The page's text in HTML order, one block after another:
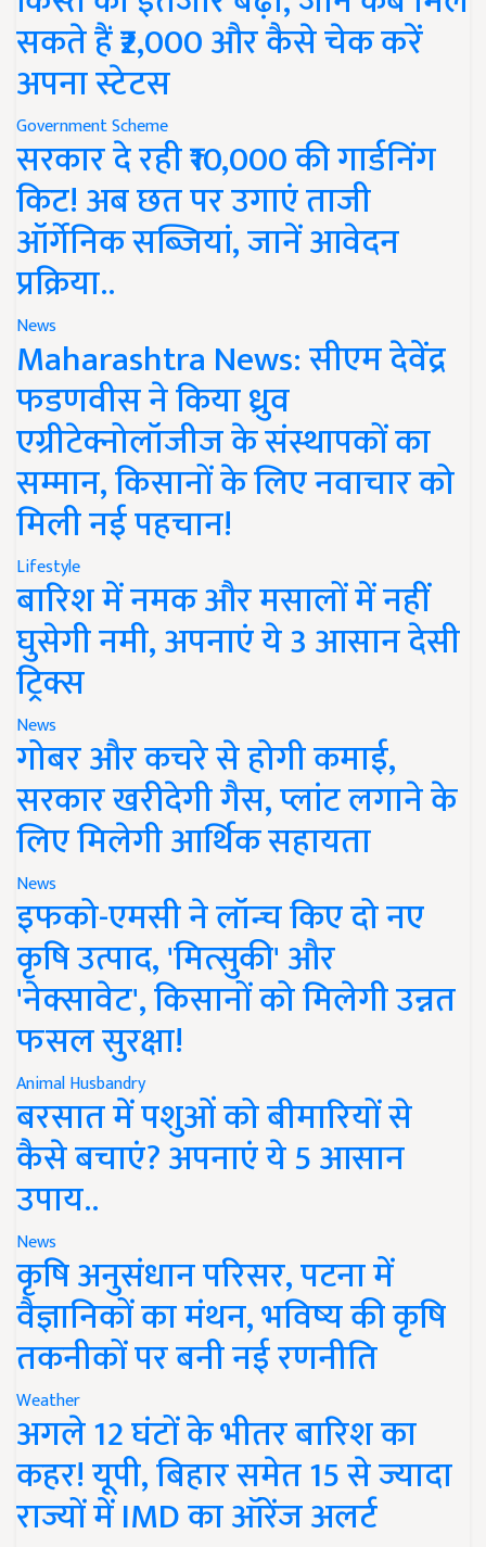
सकते हैं ₹2,000 और कैसे चेक करें
अपना स्टेटस
Government Scheme
सरकार दे रही ₹10,000 की गार्डनिंग
किट! अब छत पर उगाएं ताजी
ऑर्गेनिक सब्जियां, जानें आवेदन
प्रक्रिया..
News
Maharashtra News: सीएम देवेंद्र
फडणवीस ने किया ध्रुव
एग्रीटेक्नोलॉजीज के संस्थापकों का
सम्मान, किसानों के लिए नवाचार को
मिली नई पहचान!
Lifestyle
बारिश में नमक और मसालों में नहीं
घुसेगी नमी, अपनाएं ये 3 आसान देसी
ट्रिक्स
News
गोबर और कचरे से होगी कमाई,
सरकार खरीदेगी गैस, प्लांट लगाने के
लिए मिलेगी आर्थिक सहायता
News
इफको-एमसी ने लॉन्च किए दो नए
कृषि उत्पाद, 'मित्सुकी' और
'नेक्सावेट', किसानों को मिलेगी उन्नत
फसल सुरक्षा!
Animal Husbandry
बरसात में पशुओं को बीमारियों से
कैसे बचाएं? अपनाएं ये 5 आसान
उपाय..
News
कृषि अनुसंधान परिसर, पटना में
वैज्ञानिकों का मंथन, भविष्य की कृषि
तकनीकों पर बनी नई रणनीति
Weather
अगले 12 घंटों के भीतर बारिश का
कहर! यूपी, बिहार समेत 15 से ज्यादा
राज्यों में IMD का ऑरेंज अलर्ट